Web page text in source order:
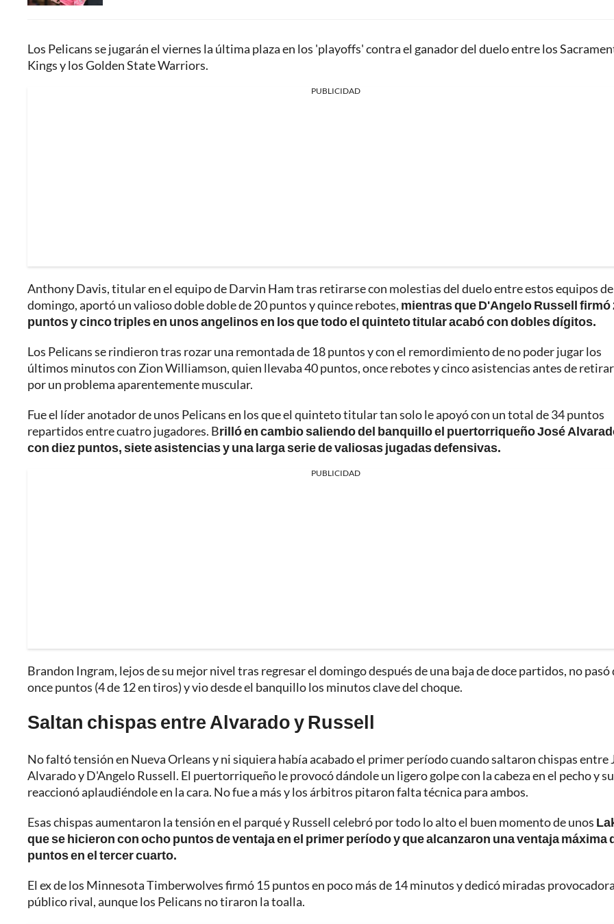
Los Pelicans se jugarán el viernes la última plaza en los 'playoffs' contra el ganador del duelo entre los
Kings y los Golden State Warriors.
PUBLICIDAD
Anthony Davis, titular en el equipo de Darvin Ham tras retirarse con molestias del duelo entre estos equipos
domingo, aportó un valioso doble doble de 20 puntos y quince rebotes, mientras que D'Angelo Russell firmó
puntos y cinco triples en unos angelinos en los que todo el quinteto titular acabó con dobles dígitos.
Los Pelicans se rindieron tras rozar una remontada de 18 puntos y con el remordimiento de no poder jugar los
últimos minutos con Zion Williamson, quien llevaba 40 puntos, once rebotes y cinco asistencias antes de
por un problema aparentemente muscular.
Fue el líder anotador de unos Pelicans en los que el quinteto titular tan solo le apoyó con un total de 34 puntos
repartidos entre cuatro jugadores. Brilló en cambio saliendo del banquillo el puertorriqueño José
con diez puntos, siete asistencias y una larga serie de valiosas jugadas defensivas.
PUBLICIDAD
Brandon Ingram, lejos de su mejor nivel tras regresar el domingo después de una baja de doce partidos, no pasó
once puntos (4 de 12 en tiros) y vio desde el banquillo los minutos clave del choque.
Saltan chispas entre Alvarado y Russell
No faltó tensión en Nueva Orleans y ni siquiera había acabado el primer período cuando saltaron chispas entre
Alvarado y D'Angelo Russell. El puertorriqueño le provocó dándole un ligero golpe con la cabeza en el pecho y
reaccionó aplaudiéndole en la cara. No fue a más y los árbitros pitaron falta técnica para ambos.
Esas chispas aumentaron la tensión en el parqué y Russell celebró por todo lo alto el buen momento de unos
que se hicieron con ocho puntos de ventaja en el primer período y que alcanzaron una ventaja máxima
puntos en el tercer cuarto.
El ex de los Minnesota Timberwolves firmó 15 puntos en poco más de 14 minutos y dedicó miradas
público rival, aunque los Pelicans no tiraron la toalla.